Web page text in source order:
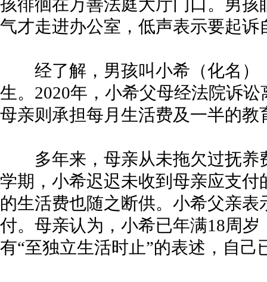
孩徘徊在万善法庭大厅门口。男
气才走进办公室，低声表示要起诉
经了解，男孩叫小希（化名）
生。2020年，小希父母经法院诉
母亲则承担每月生活费及一半的教
多年来，母亲从未拖欠过抚养
学期，小希迟迟未收到母亲应支付
的生活费也随之断供。小希父亲
付。母亲认为，小希已年满18周
有“至独立生活时止”的表述，自己